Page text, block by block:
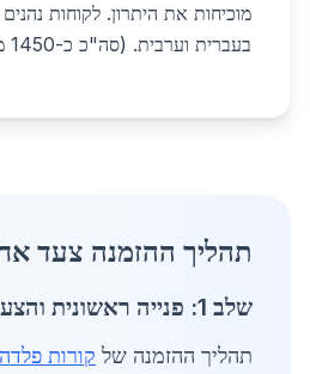
בעברית וערבית. (סה"כ כ-1450 מילים)
תהליך ההזמנה צעד
שלב 1: פנייה ראשונית והצעת מחיר
תהליך ההזמנה של קורות